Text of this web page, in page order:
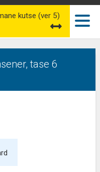
tase 6
kutse (ver 5)